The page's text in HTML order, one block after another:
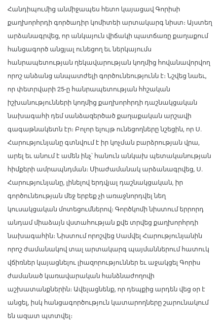
Հանդիպումից անմիջապես հետո կայացավ Գորիսի
քաղխորհրդի գործադիր կոմիտեի արտակարգ նիստ։ Այստեղ
արձանագրվեց, որ անկայուն վիճակի պատճառը քաղաքում
հանցագործ անցյալ ունեցող եւ ներկայումս
հանրապետության ղեկավարության կողմից հովանավորվող
որոշ անձանց անպատժելի գործունեությունն է։ Նշվեց նաեւ,
որ փետրվարի 25-ը հանրապետության հհշական
իշխանությունների կողմից քաղխորհրդի դաշնակցական
նախագահի դեմ սանձազերծած քաղաքական արշավի
գագաթնակետն էր։ Բոլոր ելույթ ունեցողները նշեցին, որ Ս.
Հարությունյանը գտնվում է իր կոչման բարձրության վրա,
արել եւ անում է ամեն ինչ՝ հանուն անկախ պետականության
հիմքերի ամրապնդման։ Միաժամանակ արձանագրվեց, Ս.
Հարությունյանը, լինելով երդվյալ դաշնակցական, իր
գործունեության մեջ երբեք չի առաջնորդվել նեղ
կուսակցական մոտեցումներով։ Գործկոմի նիստում երրորդ
անդամ միաձայն վստահության քվե տրվեց քաղխորհրդի
նախագահին։ Նիստում որոշվեց Սամվել Հարությունյանին
որոշ ժամանակով տալ արտակարգ պայմաններում հատուկ
վճիռներ կայացնելու լիազորություններ եւ աջակցել Գորիս
ժամանած կառավարական հանձնաժողովի
աշխատանքներին։ Ավելացնենք, որ դեպքից արդեն վեց օր է
անցել, իսկ հանցագործություն կատարողները շարունակում
են ազատ պտտվել։